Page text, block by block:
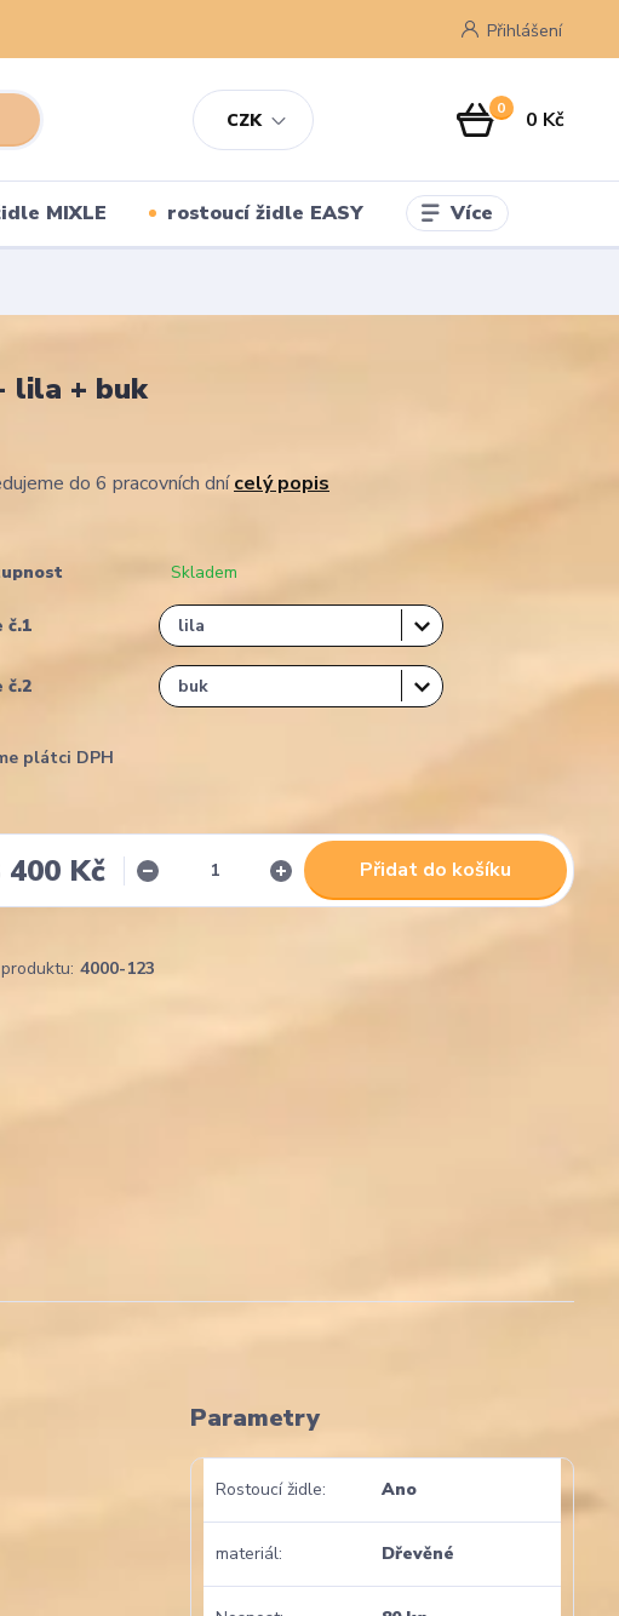
CZK
Přihlášení
0 0 Kč
MIXLE rostoucí židle EASY Více
lila + buk
do 6 pracovních dnícelý popis
Skladem
č.1
č.2
plátci DPH
400 Kč Přidat do košíku
4000-123
Parametry
Rostoucí židle Ano
materiál Dřevěné